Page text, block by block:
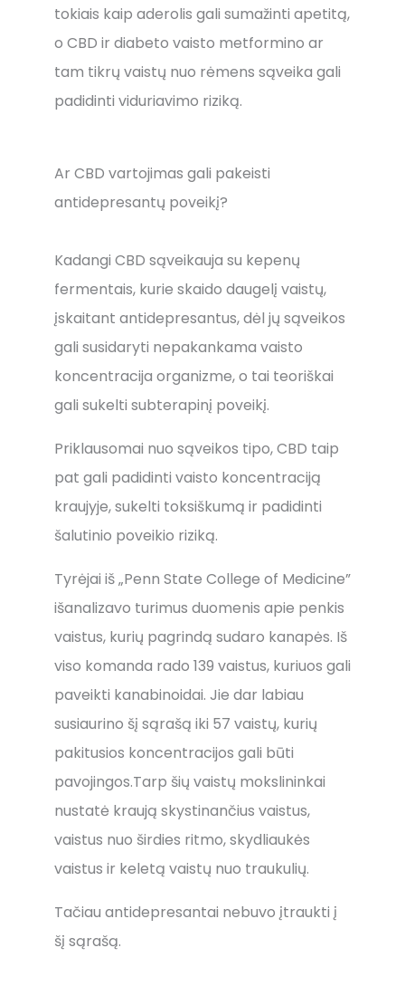
tokiais kaip aderolis gali sumažinti apetitą,
o CBD ir diabeto vaisto metformino ar
tam tikrų vaistų nuo rėmens sąveika gali
padidinti viduriavimo riziką.
Ar CBD vartojimas gali pakeisti
antidepresantų poveikį?
Kadangi CBD sąveikauja su kepenų
fermentais, kurie skaido daugelį vaistų,
įskaitant antidepresantus, dėl jų sąveikos
gali susidaryti nepakankama vaisto
koncentracija organizme, o tai teoriškai
gali sukelti subterapinį poveikį.
Priklausomai nuo sąveikos tipo, CBD taip
pat gali padidinti vaisto koncentraciją
kraujyje, sukelti toksiškumą ir padidinti
šalutinio poveikio riziką.
Tyrėjai iš „Penn State College of Medicine”
išanalizavo turimus duomenis apie penkis
vaistus, kurių pagrindą sudaro kanapės. Iš
viso komanda rado 139 vaistus, kuriuos gali
paveikti kanabinoidai. Jie dar labiau
susiaurino šį sąrašą iki 57 vaistų, kurių
pakitusios koncentracijos gali būti
pavojingos.Tarp šių vaistų mokslininkai
nustatė kraują skystinančius vaistus,
vaistus nuo širdies ritmo, skydliaukės
vaistus ir keletą vaistų nuo traukulių.
Tačiau antidepresantai nebuvo įtraukti į
šį sąrašą.